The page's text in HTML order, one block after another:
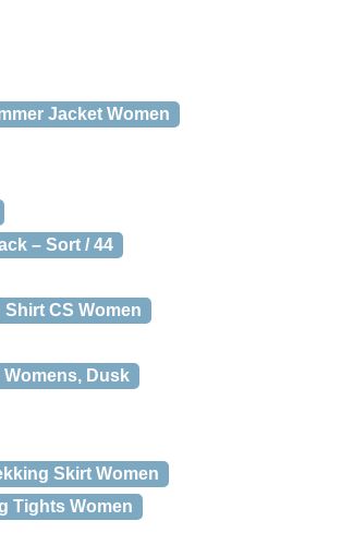
Jacket Women
– Sort / 44
CS Women
Womens, Dusk
Skirt Women
Tights Women